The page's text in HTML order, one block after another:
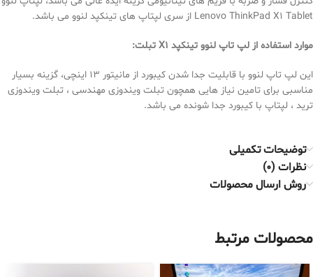
Lenovo ThinkPad X1 Tablet از سری لپتاپ های تینکپد لنوو می باشد.
موارد استفاده از لپ تاپ لنوو تینکپد X1 تبلت:
این لپ تاپ لنوو با قابلیت جدا شدن کیبورد از مانیتور ۱۳ اینچی، گزینه بسیار
مناسبی برای تامین نیاز هایی همچون تبلت ویندوزی مهندسی ، تبلت ویندوزی
ترید ، لپتاپ با کیبورد جدا شونده می باشد.
توضیحات تکمیلی
نظرات (0)
روش ارسال محصولات
محصولات مرتبط